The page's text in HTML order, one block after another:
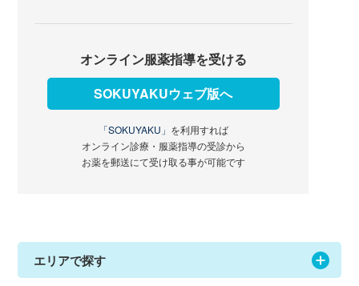
オンライン服薬指導を受ける
SOKUYAKUウェブ版へ
「SOKUYAKU」 を利用すれば
オンライン診療・服薬指導の受診から
お薬を郵送にて受け取る事が可能です
エリアで探す